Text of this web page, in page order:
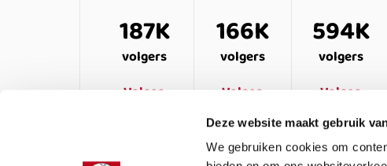
Deze website maakt gebruik
We gebruiken cookies om
187K
volgers
Volgen
166K
volgers
Volgen
594K
volgers
Volgen